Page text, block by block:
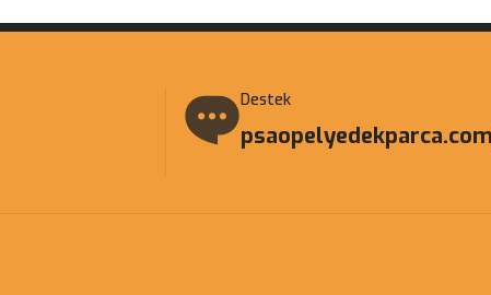
Destek